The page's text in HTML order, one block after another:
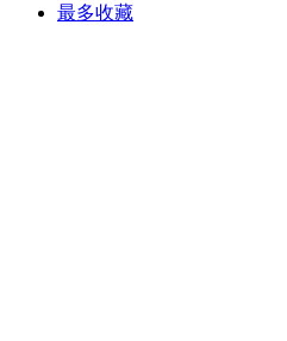
最多收藏